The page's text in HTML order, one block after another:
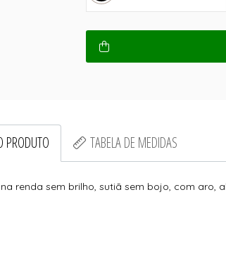
PRODUTO TABELA DE MEDIDAS
renda sem brilho, sutiã sem bojo, com aro,